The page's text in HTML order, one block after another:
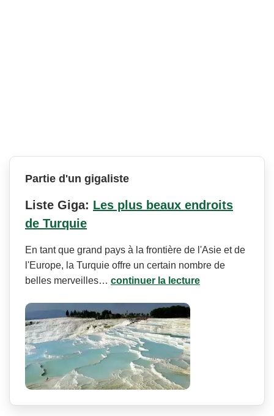
Partie d'un gigaliste
Liste Giga: Les plus beaux endroits
de Turquie
En tant que grand pays à la frontière de l'Asie et de
l'Europe, la Turquie offre un certain nombre de
belles merveilles… continuer la lecture